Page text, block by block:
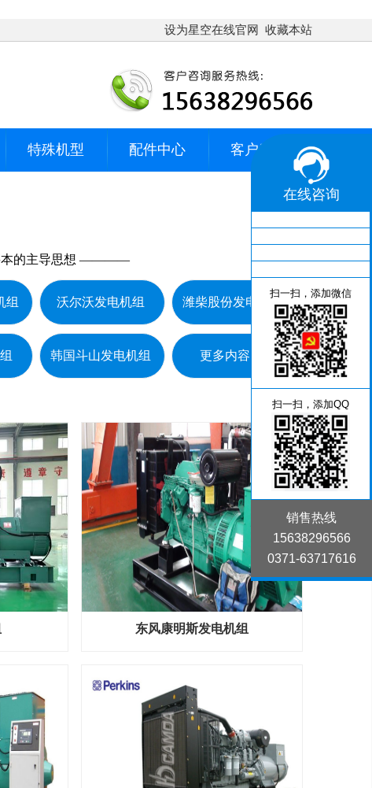
设为星空在线官网 收藏本站
特殊机型 配件中心 客户服务
本的主导思想 ————
组 沃尔沃发电机组 潍柴股份发电机组
韩国斗山发电机组 更多内容 》
东风康明斯发电机组
在线咨询
扫一扫，添加微信
扫一扫，添加QQ
销售热线
15638296566
0371-63717616